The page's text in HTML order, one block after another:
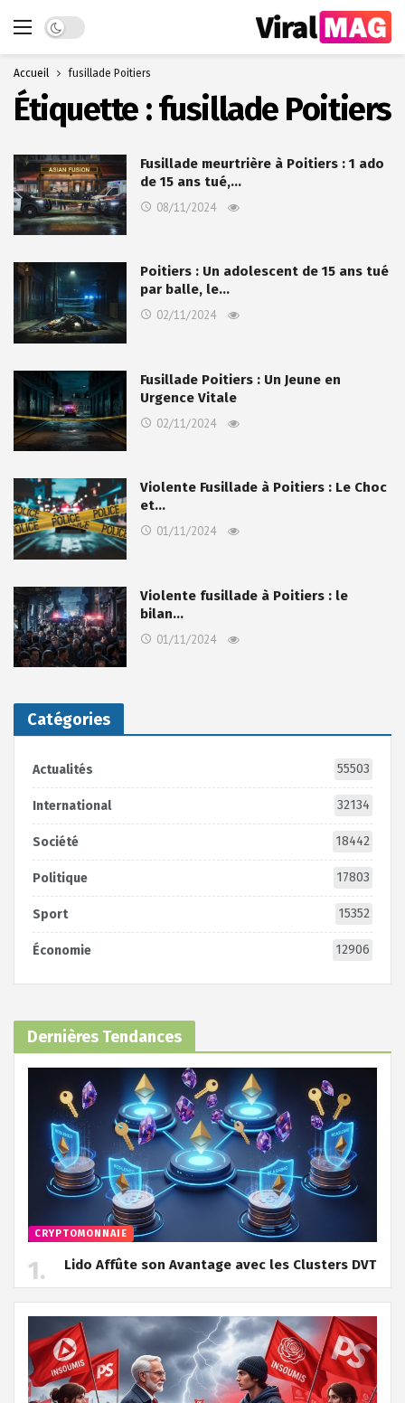
Dark mode
Accueil fusillade Poitiers
Étiquette :fusillade Poitiers
Fusillade meurtrière à Poitiers : 1 ado
de 15 ans tué,…
08/11/2024
Poitiers : Un adolescent de 15 ans tué
par balle, le…
02/11/2024
Fusillade Poitiers : Un Jeune en
Urgence Vitale
02/11/2024
Violente Fusillade à Poitiers : Le Choc
et…
01/11/2024
Violente fusillade à Poitiers : le
bilan…
01/11/2024
Catégories
Actualités 55503
International 32134
Société 18442
Politique 17803
Sport 15352
Économie 12906
Dernières Tendances
CRYPTOMONNAIE
Lido Affûte son Avantage avec les Clusters DVT